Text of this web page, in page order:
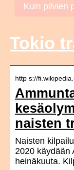
Kuin pilvien
Tokio
http s://
naisten
Naisten
2020 käydään
heinäkuuta.